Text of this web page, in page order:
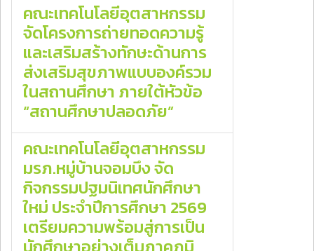
คณะเทคโนโลยีอุตสาหกรรม
จัดโครงการถ่ายทอดความรู้
และเสริมสร้างทักษะด้านการ
ส่งเสริมสุขภาพแบบองค์รวม
ในสถานศึกษา ภายใต้หัวข้อ
“สถานศึกษาปลอดภัย”
คณะเทคโนโลยีอุตสาหกรรม
มรภ.หมู่บ้านจอมบึง จัด
กิจกรรมปฐมนิเทศนักศึกษา
ใหม่ ประจำปีการศึกษา 2569
เตรียมความพร้อมสู่การเป็น